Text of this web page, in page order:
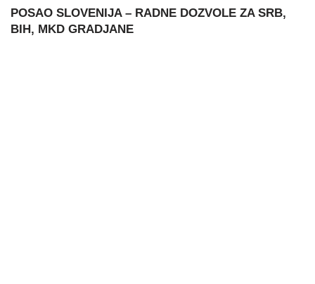
POSAO SLOVENIJA – RADNE DOZVOLE ZA SRB,
BIH, MKD GRADJANE